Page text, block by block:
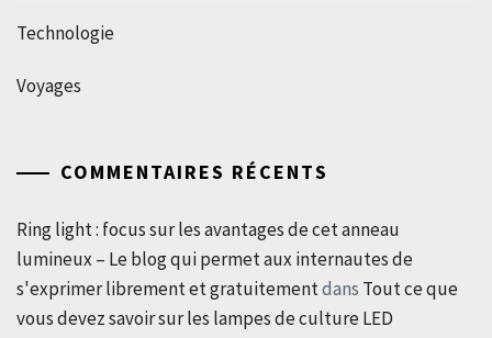
Technologie
Voyages
COMMENTAIRES RÉCENTS
Ring light : focus sur les avantages de cet anneau
lumineux – Le blog qui permet aux internautes de
s'exprimer librement et gratuitementdans Tout ce que
vous devez savoir sur les lampes de culture LED